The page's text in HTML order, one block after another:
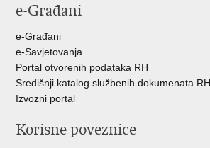
FacebookuTwitteru
e-Građani
e-Građani
e-Savjetovanja
Portal otvorenih podataka RH
Središnji katalog službenih dokumenata RH
Izvozni portal
Korisne poveznice